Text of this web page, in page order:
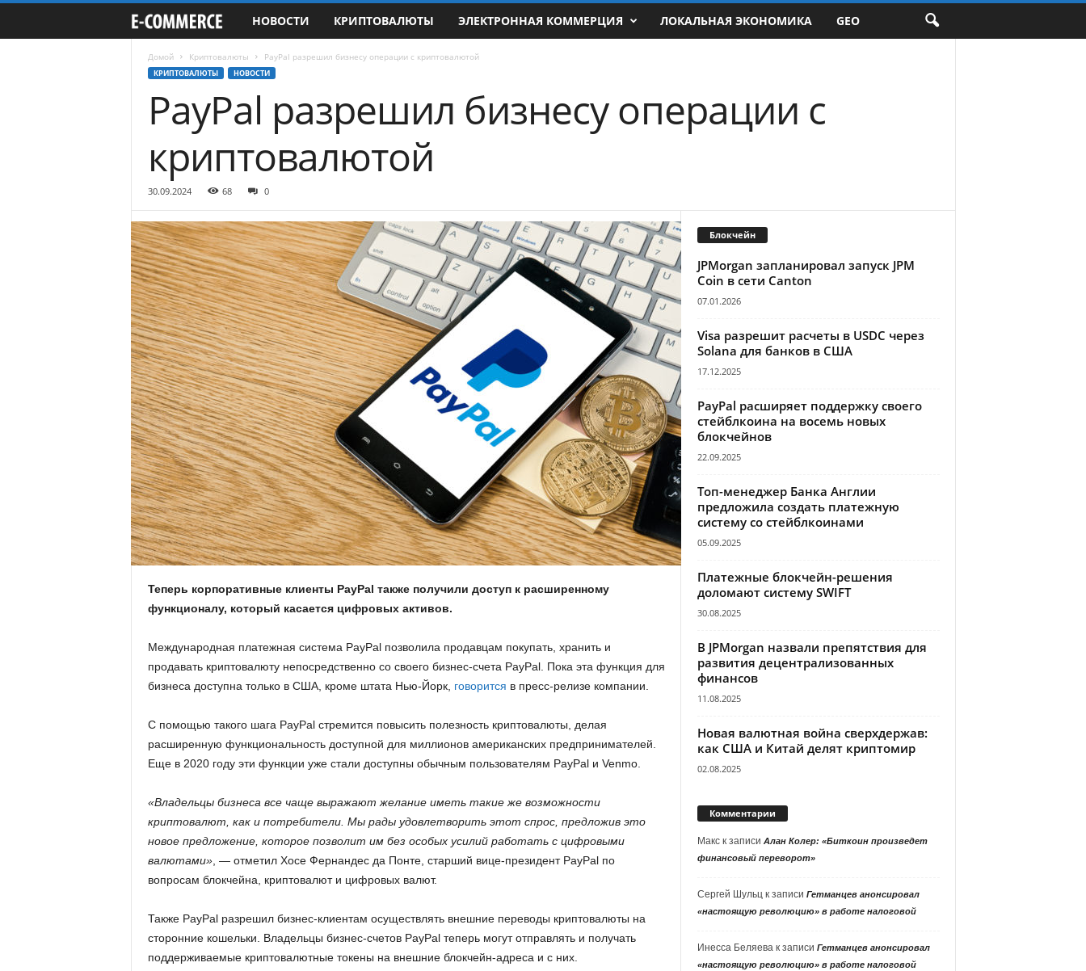
-
o
e
r
c
e
.
c
o
m
.
u
a
НОВОСТИ КРИПТОВАЛЮТЫ ЭЛЕКТРОННАЯ КОММЕРЦИЯ ЛОКАЛЬНАЯ ЭКОНОМИКА GEO
Домой Криптовалюты PayPal разрешил бизнесу операции с криптовалютой
КРИПТОВАЛЮТЫ НОВОСТИ
PayPal разрешил бизнесу операции с
криптовалютой
30.09.2024 68 0
Теперь корпоративные клиенты PayPal также получили доступ к расширенному
функционалу, который касается цифровых активов.
Международная платежная система PayPal позволила продавцам покупать, хранить и
продавать криптовалюту непосредственно со своего бизнес-счета PayPal. Пока эта функция для
бизнеса доступна только в США, кроме штата Нью-Йорк, говорится в пресс-релизе компании.
С помощью такого шага PayPal стремится повысить полезность криптовалюты, делая
расширенную функциональность доступной для миллионов американских предпринимателей.
Еще в 2020 году эти функции уже стали доступны обычным пользователям PayPal и Venmo.
«Владельцы бизнеса все чаще выражают желание иметь такие же возможности
криптовалют, как и потребители. Мы рады удовлетворить этот спрос, предложив это
новое предложение, которое позволит им без особых усилий работать с цифровыми
валютами», — отметил Хосе Фернандес да Понте, старший вице-президент PayPal по
вопросам блокчейна, криптовалют и цифровых валют.
Также PayPal разрешил бизнес-клиентам осуществлять внешние переводы криптовалюты на
сторонние кошельки. Владельцы бизнес-счетов PayPal теперь могут отправлять и получать
поддерживаемые криптовалютные токены на внешние блокчейн-адреса и с них.
Блокчейн
JPMorgan запланировал запуск JPM
Coin в сети Canton
07.01.2026
Visa разрешит расчеты в USDC через
Solana для банков в США
17.12.2025
PayPal расширяет поддержку своего
стейблкоина на восемь новых
блокчейнов
22.09.2025
Топ-менеджер Банка Англии
предложила создать платежную
систему со стейблкоинами
05.09.2025
Платежные блокчейн-решения
доломают систему SWIFT
30.08.2025
В JPMorgan назвали препятствия для
развития децентрализованных
финансов
11.08.2025
Новая валютная война сверхдержав:
как США и Китай делят криптомир
02.08.2025
Комментарии
Макск записи Алан Колер: «Биткоин произведет
финансовый переворот»
Сергей Шульцк записи Гетманцев анонсировал
«настоящую революцию» в работе налоговой
Инесса Беляевак записи Гетманцев анонсировал
«настоящую революцию» в работе налоговой